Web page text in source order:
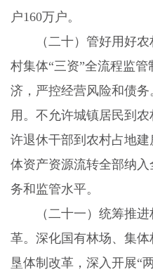
户160万户。
（二十）管好用好农
村集体“三资”全流程监
济，严控经营风险和债
用。不允许城镇居民到
许退休干部到农村占地
体资产资源流转全部纳
务和监管水平。
（二十一）统筹推
革。 深化国有林场、集
垦体制改革，深入开展“